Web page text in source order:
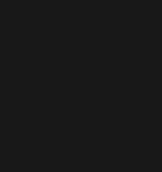
bije kolejny rekord!